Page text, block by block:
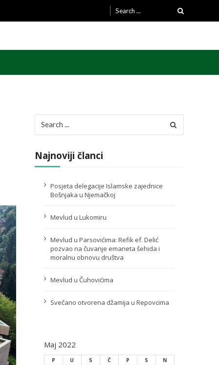
Search
for:
for:
Najnoviji članci
Posjeta delegacije Islamske zajednice
Bošnjaka u Njemačkoj
Mevlud u Lukomiru
Mevlud u Parsovićima: Refik ef. Delić
pozvao na čuvanje emaneta šehida i
moralnu obnovu društva
Mevlud u Čuhovićima
Svečano otvorena džamija u Repovcima
Maj 2022
P U S Č P S
N